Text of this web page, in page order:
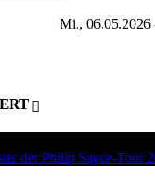
Mi., 06.05.2026